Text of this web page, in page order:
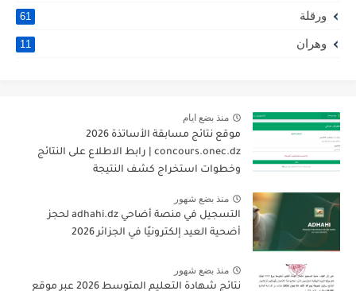
ورقلة 61
وهران 11
منذ بضع ايام
موقع نتائج مسابقة الأساتذة 2026
concours.onec.dz | رابط الاطلاع على النتائج
وخطوات استخراج كشف النتيجة
منذ بضع شهور
التسجيل في منصة أضاحي adhahi.dz لحجز
أضحية العيد إلكترونيًا في الجزائر 2026
منذ بضع شهور
نتائج شهادة التعليم المتوسط 2026 عبر موقع